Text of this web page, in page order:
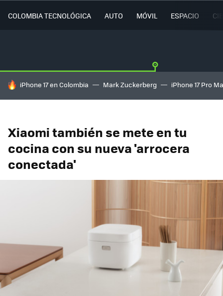
COLOMBIA TECNOLÓGICA AUTO MÓVIL ESPACIO
HOY SE HABLA DE
iPhone 17 en Colombia Mark Zuckerberg iPhone 17 Pro
Xiaomi también se mete en tu
cocina con su nueva 'arrocera
conectada'